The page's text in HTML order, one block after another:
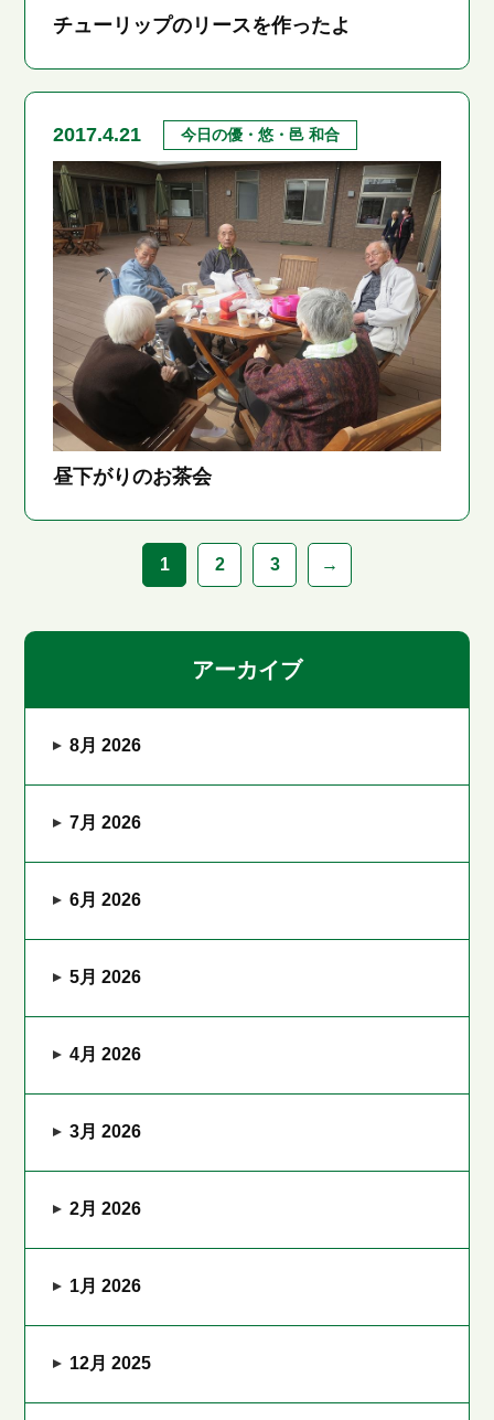
チューリップのリースを作ったよ
2017.4.21 今日の優・悠・邑 和合
昼下がりのお茶会
1 2 3 →
アーカイブ
8月 2026
7月 2026
6月 2026
5月 2026
4月 2026
3月 2026
2月 2026
1月 2026
12月 2025